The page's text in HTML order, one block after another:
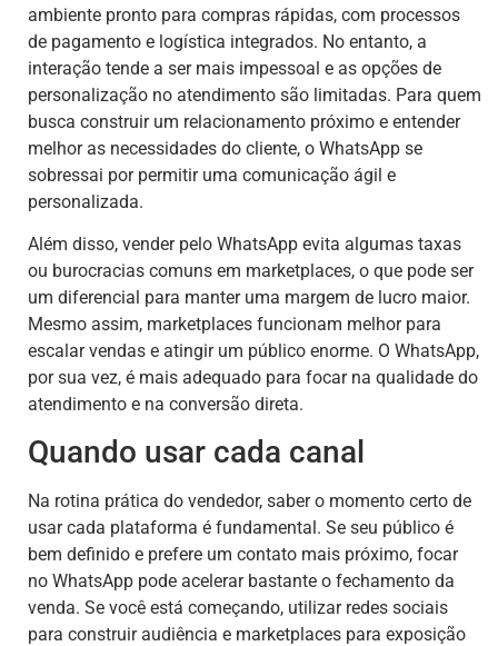
ambiente pronto para compras rápidas, com processos
de pagamento e logística integrados. No entanto, a
interação tende a ser mais impessoal e as opções de
personalização no atendimento são limitadas. Para quem
busca construir um relacionamento próximo e entender
melhor as necessidades do cliente, o WhatsApp se
sobressai por permitir uma comunicação ágil e
personalizada.
Além disso, vender pelo WhatsApp evita algumas taxas
ou burocracias comuns em marketplaces, o que pode ser
um diferencial para manter uma margem de lucro maior.
Mesmo assim, marketplaces funcionam melhor para
escalar vendas e atingir um público enorme. O WhatsApp,
por sua vez, é mais adequado para focar na qualidade do
atendimento e na conversão direta.
Quando usar cada canal
Na rotina prática do vendedor, saber o momento certo de
usar cada plataforma é fundamental. Se seu público é
bem definido e prefere um contato mais próximo, focar
no WhatsApp pode acelerar bastante o fechamento da
venda. Se você está começando, utilizar redes sociais
para construir audiência e marketplaces para exposição